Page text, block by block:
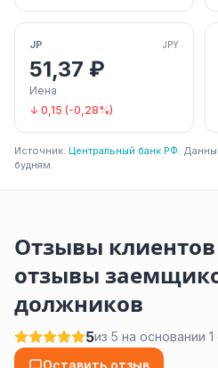
JP JPY
51,37 ₽
Иена
↓ 0,15 (-0,28%)
Источник: Центральный банк РФ.
будням.
Отзывы
отзывы
должников
5из 5 на основании
Оставить отзыв